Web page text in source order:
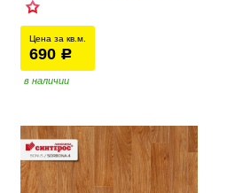
Цена за кв.м.
690 р
в наличии